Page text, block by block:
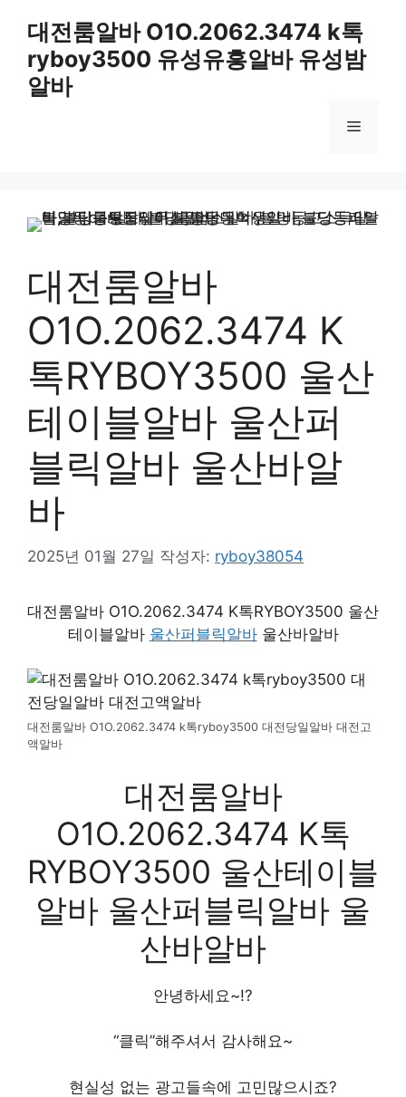
대전룸알바 O1O.2062.3474 k톡
ryboy3500 유성유흥알바 유성밤
알바
메
대전룸알바
O1O.2062.3474 K
톡RYBOY3500 울산
테이블알바 울산퍼
블릭알바 울산바알
바
2025년 01월 27일 작성자: ryboy38054
대전룸알바 O1O.2062.3474 K톡RYBOY3500 울산
테이블알바 울산퍼블릭알바울산바알바
대전룸알바 O1O.2062.3474 k톡ryboy3500 대전당일알바 대전고
액알바
대전룸알바
O1O.2062.3474 K톡
RYBOY3500 울산테이블
알바 울산퍼블릭알바 울
산바알바
안녕하세요~!?
“클릭”해주셔서 감사해요~
현실성 없는 광고들속에 고민많으시죠?